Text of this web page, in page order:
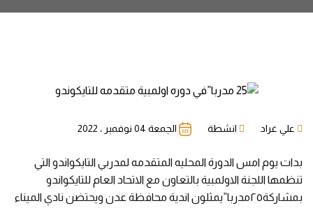
علي غراد انشطة الجمعة 04 نوفمبر ، 2022
بدات يوم امس الدورة المحليه المتقدمه لمدربي التايكواندو التي
تنظمها اللجنة الاولمبية بالتعاون مع الاتحاد العام للتايكواندو
بمشاركة٢٥مدربا”يمثلون اندية محافظة عدن ويحتضن نادي الميناء